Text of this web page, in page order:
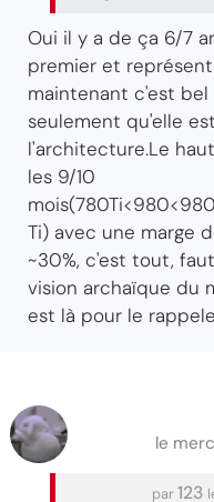
Oui il y a de ça 6/7
premier et
maintenant c'est
seulement qu'elle
l'architecture.Le
les 9/10
Ti) avec une marge
~30%, c'est tout,
vision archaïque du
est là pour le
le
par123